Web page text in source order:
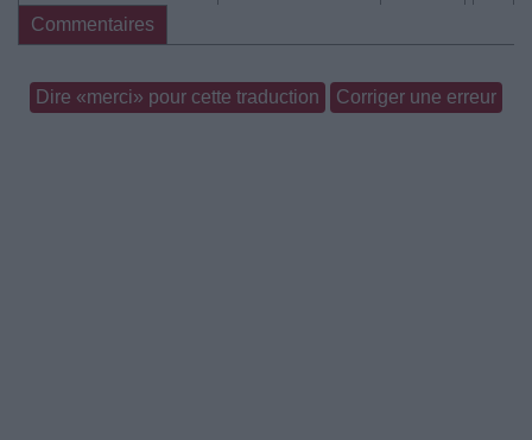
Commentaires
Dire «merci» pour cette traduction Corriger une erreur